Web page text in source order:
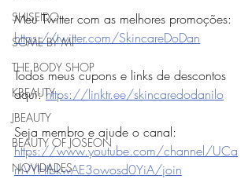
SHISEIDO
SOME BY MI
THE BODY SHOP
KBEAUTY
JBEAUTY
BEAUTY OF JOSEON
NOVIDADES
Meu Twitter com as melhores promoções:
https://twitter.com/SkincareDoDan
Todos meus cupons e links de descontos
aqui: https://linktr.ee/skincaredodanilo
Seja membro e ajude o canal:
https://www.youtube.com/channel/UCa
rhVYHIbkwAE3owosd0YiA/join